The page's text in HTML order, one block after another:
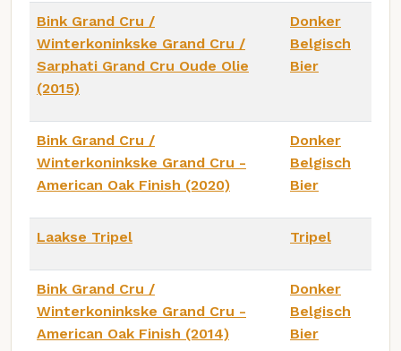
Bink Grand Cru /
Winterkoninkske Grand Cru /
Sarphati Grand Cru Oude Olie
(2015)
Donker
Belgisch
Bier
Bink Grand Cru /
Winterkoninkske Grand Cru -
American Oak Finish (2020)
Donker
Belgisch
Bier
Laakse Tripel Tripel
Bink Grand Cru /
Winterkoninkske Grand Cru -
American Oak Finish (2014)
Donker
Belgisch
Bier